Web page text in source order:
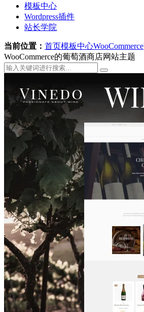
模板中心
Wordpress插件
站长学院
当前位置： 首页模板中心WooCommerce
WooCommerce的葡萄酒商店网站主题